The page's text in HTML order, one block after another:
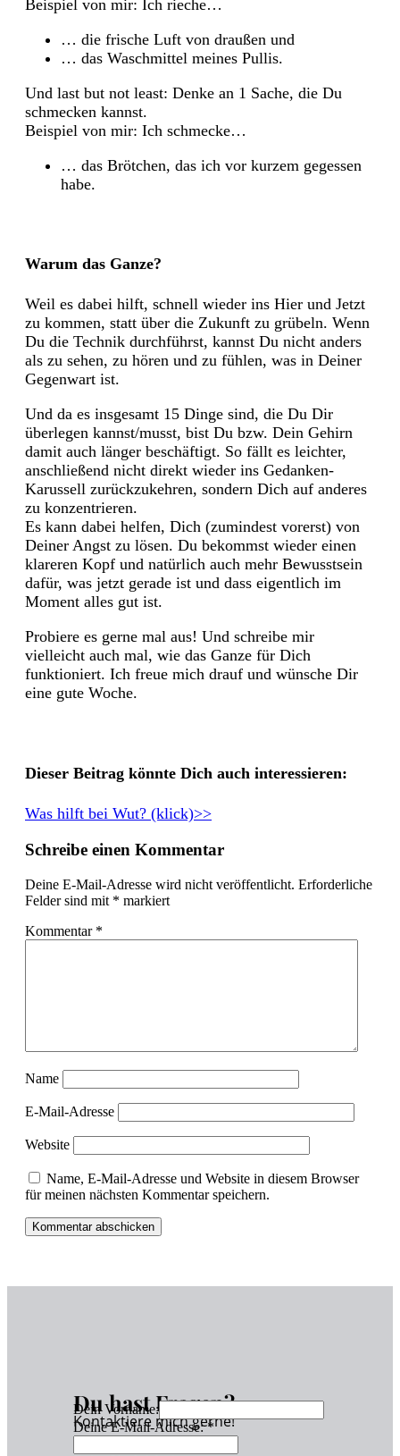
Beispiel von mir: Ich rieche…
… die frische Luft von draußen und
… das Waschmittel meines Pullis.
Und last but not least: Denke an 1 Sache, die Du
schmecken kannst.
Beispiel von mir: Ich schmecke…
… das Brötchen, das ich vor kurzem gegessen
habe.
Warum das Ganze?
Weil es dabei hilft, schnell wieder ins Hier und Jetzt
zu kommen, statt über die Zukunft zu grübeln. Wenn
Du die Technik durchführst, kannst Du nicht anders
als zu sehen, zu hören und zu fühlen, was in Deiner
Gegenwart ist.
Und da es insgesamt 15 Dinge sind, die Du Dir
überlegen kannst/musst, bist Du bzw. Dein Gehirn
damit auch länger beschäftigt. So fällt es leichter,
anschließend nicht direkt wieder ins Gedanken-
Karussell zurückzukehren, sondern Dich auf anderes
zu konzentrieren.
Es kann dabei helfen, Dich (zumindest vorerst) von
Deiner Angst zu lösen. Du bekommst wieder einen
klareren Kopf und natürlich auch mehr Bewusstsein
dafür, was jetzt gerade ist und dass eigentlich im
Moment alles gut ist.
Probiere es gerne mal aus! Und schreibe mir
vielleicht auch mal, wie das Ganze für Dich
funktioniert. Ich freue mich drauf und wünsche Dir
eine gute Woche.
Dieser Beitrag könnte Dich auch interessieren:
Was hilft bei Wut? (klick)>>
Schreibe einen Kommentar
Deine E-Mail-Adresse wird nicht veröffentlicht. Erforderliche
Felder sind mit * markiert
Kommentar *
Name
E-Mail-Adresse
Website
Name, E-Mail-Adresse und Website in diesem Browser
für meinen nächsten Kommentar speichern.
Du hast Fragen?
Kontaktiere mich gerne!
Dein Vorname:
Deine E-Mail-Adresse:*